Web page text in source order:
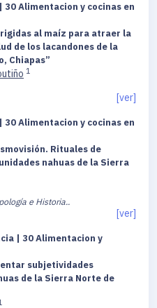
Alimentacion y cocinas en
al maíz para atraer la
de los lacandones de la
Chiapas”
1
[ver]
Alimentacion y cocinas en
Rituales de
nahuas de la Sierra
e Historia..
[ver]
| 30 Alimentacion y
subjetividades
de la Sierra Norte de